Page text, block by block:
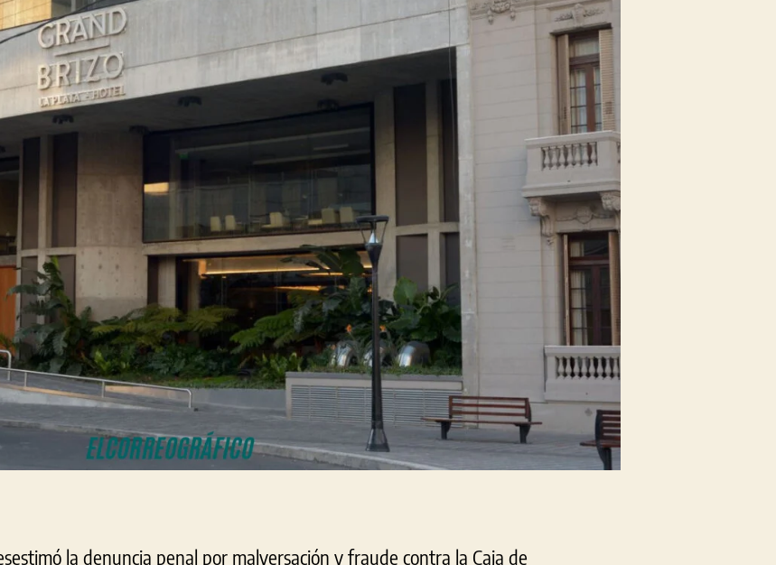
la denuncia penal por malversación y fraude contra la Caja de